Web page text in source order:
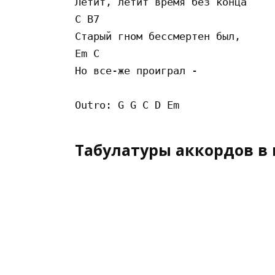
C B7
Старый гном бессмертен был,
Em C
Но все-же проиграл -
Табулатуры аккордов в